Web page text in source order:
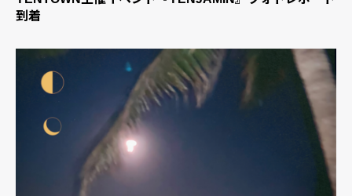
到着